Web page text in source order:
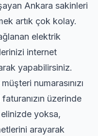
Ankara sakinleri
artık çok kolay.
elektrik
internet
yapabilirsiniz.
numarasınızı
üzerinde
yoksa,
arayarak